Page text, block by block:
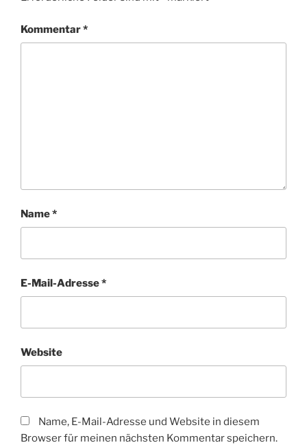
Kommentar*
Name*
E-Mail-Adresse*
Website
Name, E-Mail-Adresse und Website in diesem
Browser für meinen nächsten Kommentar speichern.